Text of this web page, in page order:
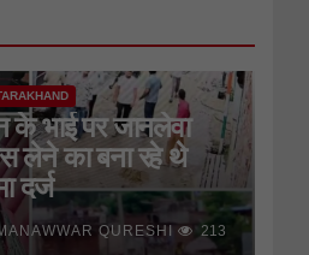
के भाई पर जानलेवा
लेने का बना रहे थे
दर्ज
QURESHI 213